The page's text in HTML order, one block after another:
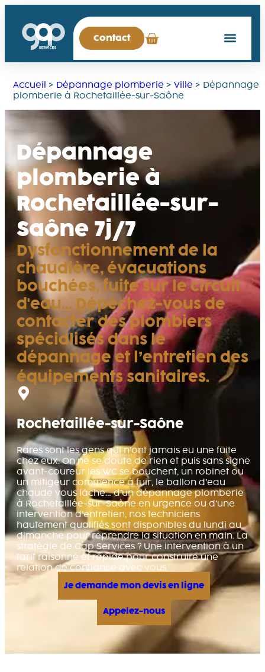
Contact
Accueil > Dépannage plomberie > Ville > Dépannage
plomberie à Rochetaillée-sur-Saône
Dépannage
plomberie à
Rochetaillée-sur-
Saône 7j/7
Dysfonctionnement de la
chaudière, évacuations
bouchées, fuite sur le circuit
d'eau… Dépêchez-vous de
contacter des plombiers
spécialisés dans le
dépannage et l’entretien des
équipements sanitaires.
Rochetaillée-sur-Saône
Rares sont les gens qui n’ont jamais eu une fuite
chez eux. On ne se doute de rien et puis sans signe
avant-coureur les WC se bouchent, un robinet ou
un mitigeur commence à fuir, le ballon d’eau
chaude vous lâche… d’un dépannage plomberie
à Rochetaillée-sur-Saône en urgence ou d’une
intervention d’entretien, nos techniciens
hautement qualifiés sont disponibles du lundi au
dimanche pour reprendre la situation en main. La
stratégie de Gap Services ? Une intervention à un
tarif raisonné et rapide pour construire une
relation de confiance avec vous.
Je demande mon devis en ligne
Appelez-nous